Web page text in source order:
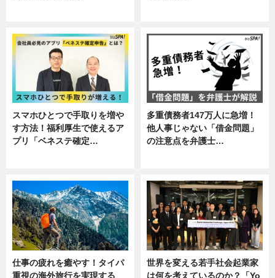
スマホひとつで手取りを増や
す方法！福利厚生で使えるア
プリ「ベネステ確定…
多重債務者147万人に急増！
他人事じゃない「借金問題」
の注意点を弁護士…
仕事の疲れを癒やす！タイパ
重視の海外旅行を実現する
世界を変える若手社会起業家
は何を考えているのか？「Yo